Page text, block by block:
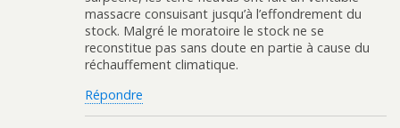
massacre consuisant jusqu’à l’effondrement du
stock. Malgré le moratoire le stock ne se
reconstitue pas sans doute en partie à cause du
réchauffement climatique.
Répondre